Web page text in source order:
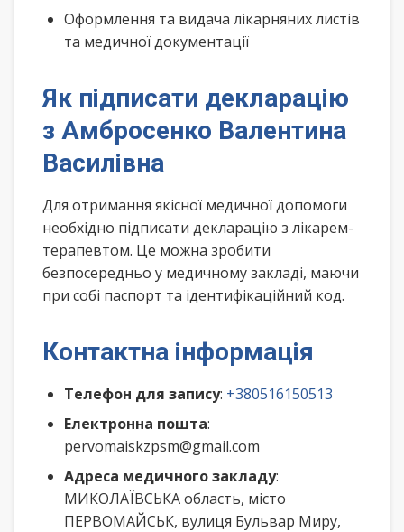
Оформлення та видача лікарняних листів
та медичної документації
Як підписати декларацію
з Амбросенко Валентина
Василівна
Для отримання якісної медичної допомоги
необхідно підписати декларацію з лікарем-
терапевтом. Це можна зробити
безпосередньо у медичному закладі, маючи
при собі паспорт та ідентифікаційний код.
Контактна інформація
Телефон для запису: +380516150513
Електронна пошта:
pervomaiskzpsm@gmail.com
Адреса медичного закладу:
МИКОЛАЇВСЬКА область, місто
ПЕРВОМАЙСЬК, вулиця Бульвар Миру,